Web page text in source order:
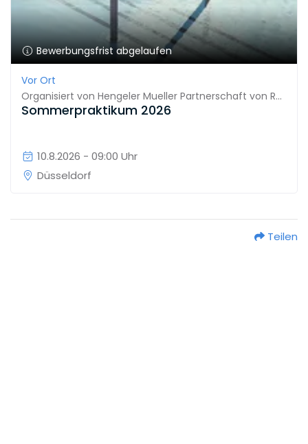
Bewerbungsfrist abgelaufen
Vor Ort
Organisiert von Hengeler Mueller Partnerschaft von Rechtsanwälten mbB
Sommerpraktikum 2026
10.8.2026 - 09:00 Uhr
Düsseldorf
Teilen